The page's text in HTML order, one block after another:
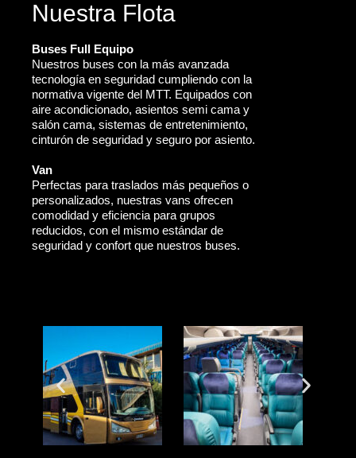
Nuestra Flota
Buses Full Equipo
Nuestros buses con la más avanzada
tecnología en seguridad cumpliendo con la
normativa vigente del MTT. Equipados con
aire acondicionado, asientos semi cama y
salón cama, sistemas de entretenimiento,
cinturón de seguridad y seguro por asiento.
Van
Perfectas para traslados más pequeños o
personalizados, nuestras vans ofrecen
comodidad y eficiencia para grupos
reducidos, con el mismo estándar de
seguridad y confort que nuestros buses.